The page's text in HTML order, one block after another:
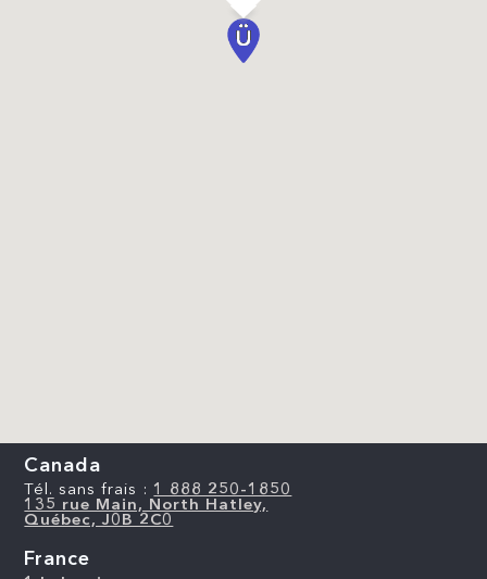
Canada
Tél. sans frais : 1 888 250-1850
135 rue Main, North Hatley,
Québec, J0B 2C0
France